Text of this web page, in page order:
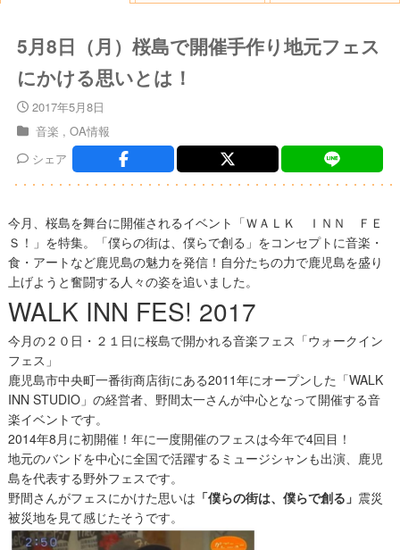
5月8日（月）桜島で開催手作り地元フェス
にかける思いとは！
2017年5月8日
音楽
OA情報
シェア
今月、桜島を舞台に開催されるイベント「ＷＡＬＫ ＩＮＮ ＦＥ
Ｓ！」を特集。「僕らの街は、僕らで創る」をコンセプトに音楽・
食・アートなど鹿児島の魅力を発信！自分たちの力で鹿児島を盛り
上げようと奮闘する人々の姿を追いました。
WALK INN FES! 2017
今月の２０日・２１日に桜島で開かれる音楽フェス「ウォークイン
フェス」
鹿児島市中央町一番街商店街にある2011年にオープンした「WALK
INN STUDIO」の経営者、野間太一さんが中心となって開催する音
楽イベントです。
2014年8月に初開催！年に一度開催のフェスは今年で4回目！
地元のバンドを中心に全国で活躍するミュージシャンも出演、鹿児
島を代表する野外フェスです。
野間さんがフェスにかけた思いは 「僕らの街は、僕らで創る」 震災
被災地を見て感じたそうです。